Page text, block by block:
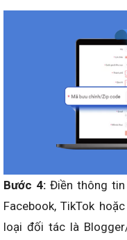
Bước 4: Điền thông tin
Facebook, TikTok
loại đối tác là